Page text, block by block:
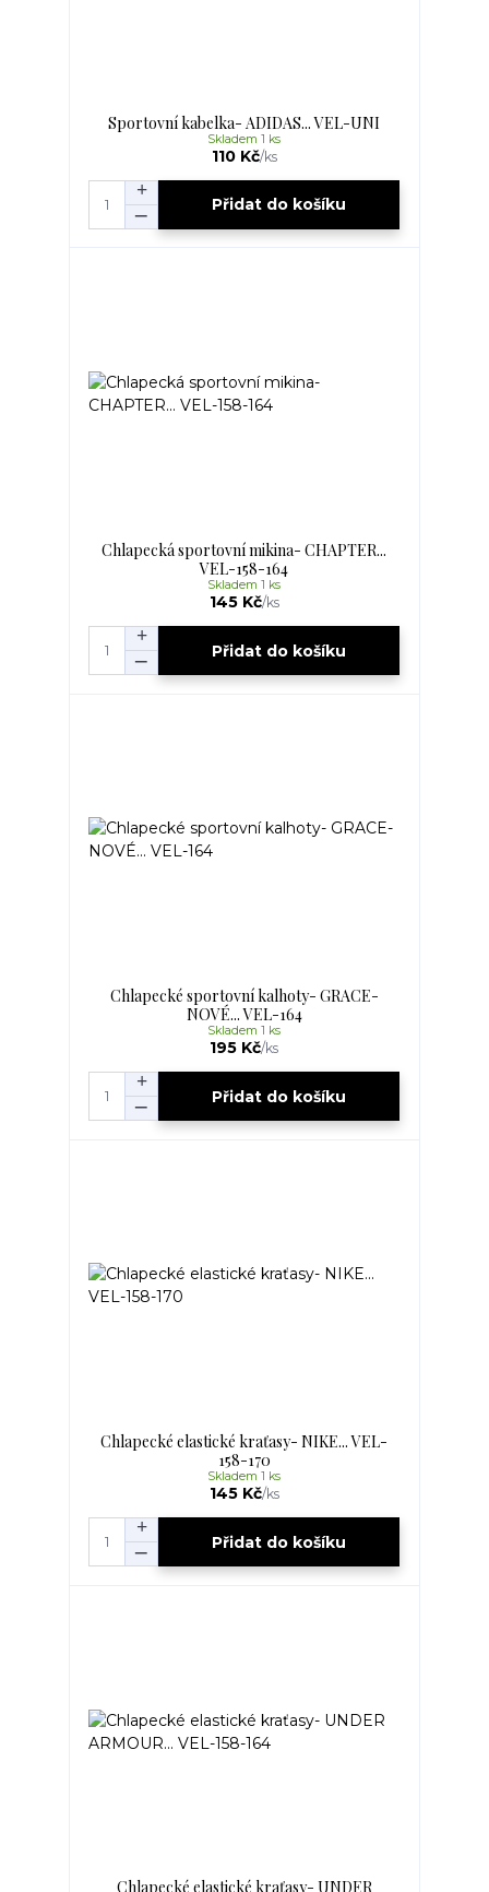
Sportovní kabelka- ADIDAS... VEL-UNI
110 Kč/ks
Skladem 1 ks
Přidat do košíku
Chlapecká sportovní mikina- CHAPTER...
VEL-158-164
145 Kč/ks
Skladem 1 ks
Přidat do košíku
Chlapecké sportovní kalhoty- GRACE-
NOVÉ... VEL-164
195 Kč/ks
Skladem 1 ks
Přidat do košíku
Chlapecké elastické kraťasy- NIKE... VEL-
158-170
145 Kč/ks
Skladem 1 ks
Přidat do košíku
Chlapecké elastické kraťasy- UNDER